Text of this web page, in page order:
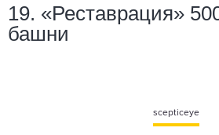
19. «Реставрация»
башни
scepticeye